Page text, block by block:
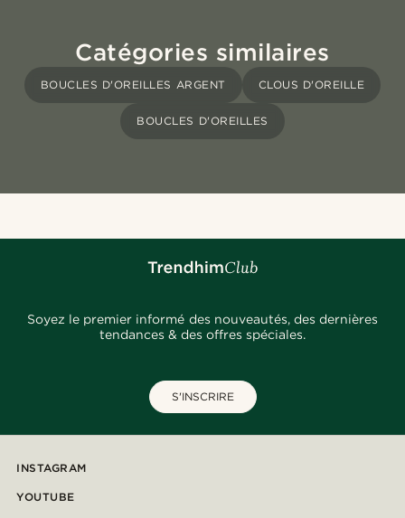
Catégories similaires
BOUCLES D'OREILLES ARGENT CLOUS D'OREILLE
BOUCLES D'OREILLES
Soyez le premier informé des nouveautés, des dernières
tendances & des offres spéciales.
S'INSCRIRE
INSTAGRAM
YOUTUBE